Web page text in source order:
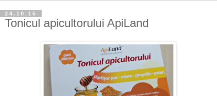
24.10.15
Tonicul apicultorului ApiLand